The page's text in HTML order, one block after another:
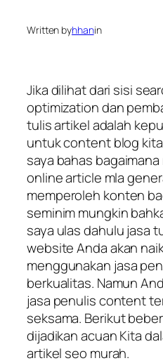
Written byhhanin
Jika dilihat dari sisi
optimization dan
tulis artikel adalah
untuk content blog
saya bahas
online article mla
memperoleh konten
seminim mungkin
saya ulas dahulu jasa
website Anda akan
menggunakan jasa
berkualitas. Namun
jasa penulis content
seksama. Berikut
dijadikan acuan Kita
artikel seo murah.